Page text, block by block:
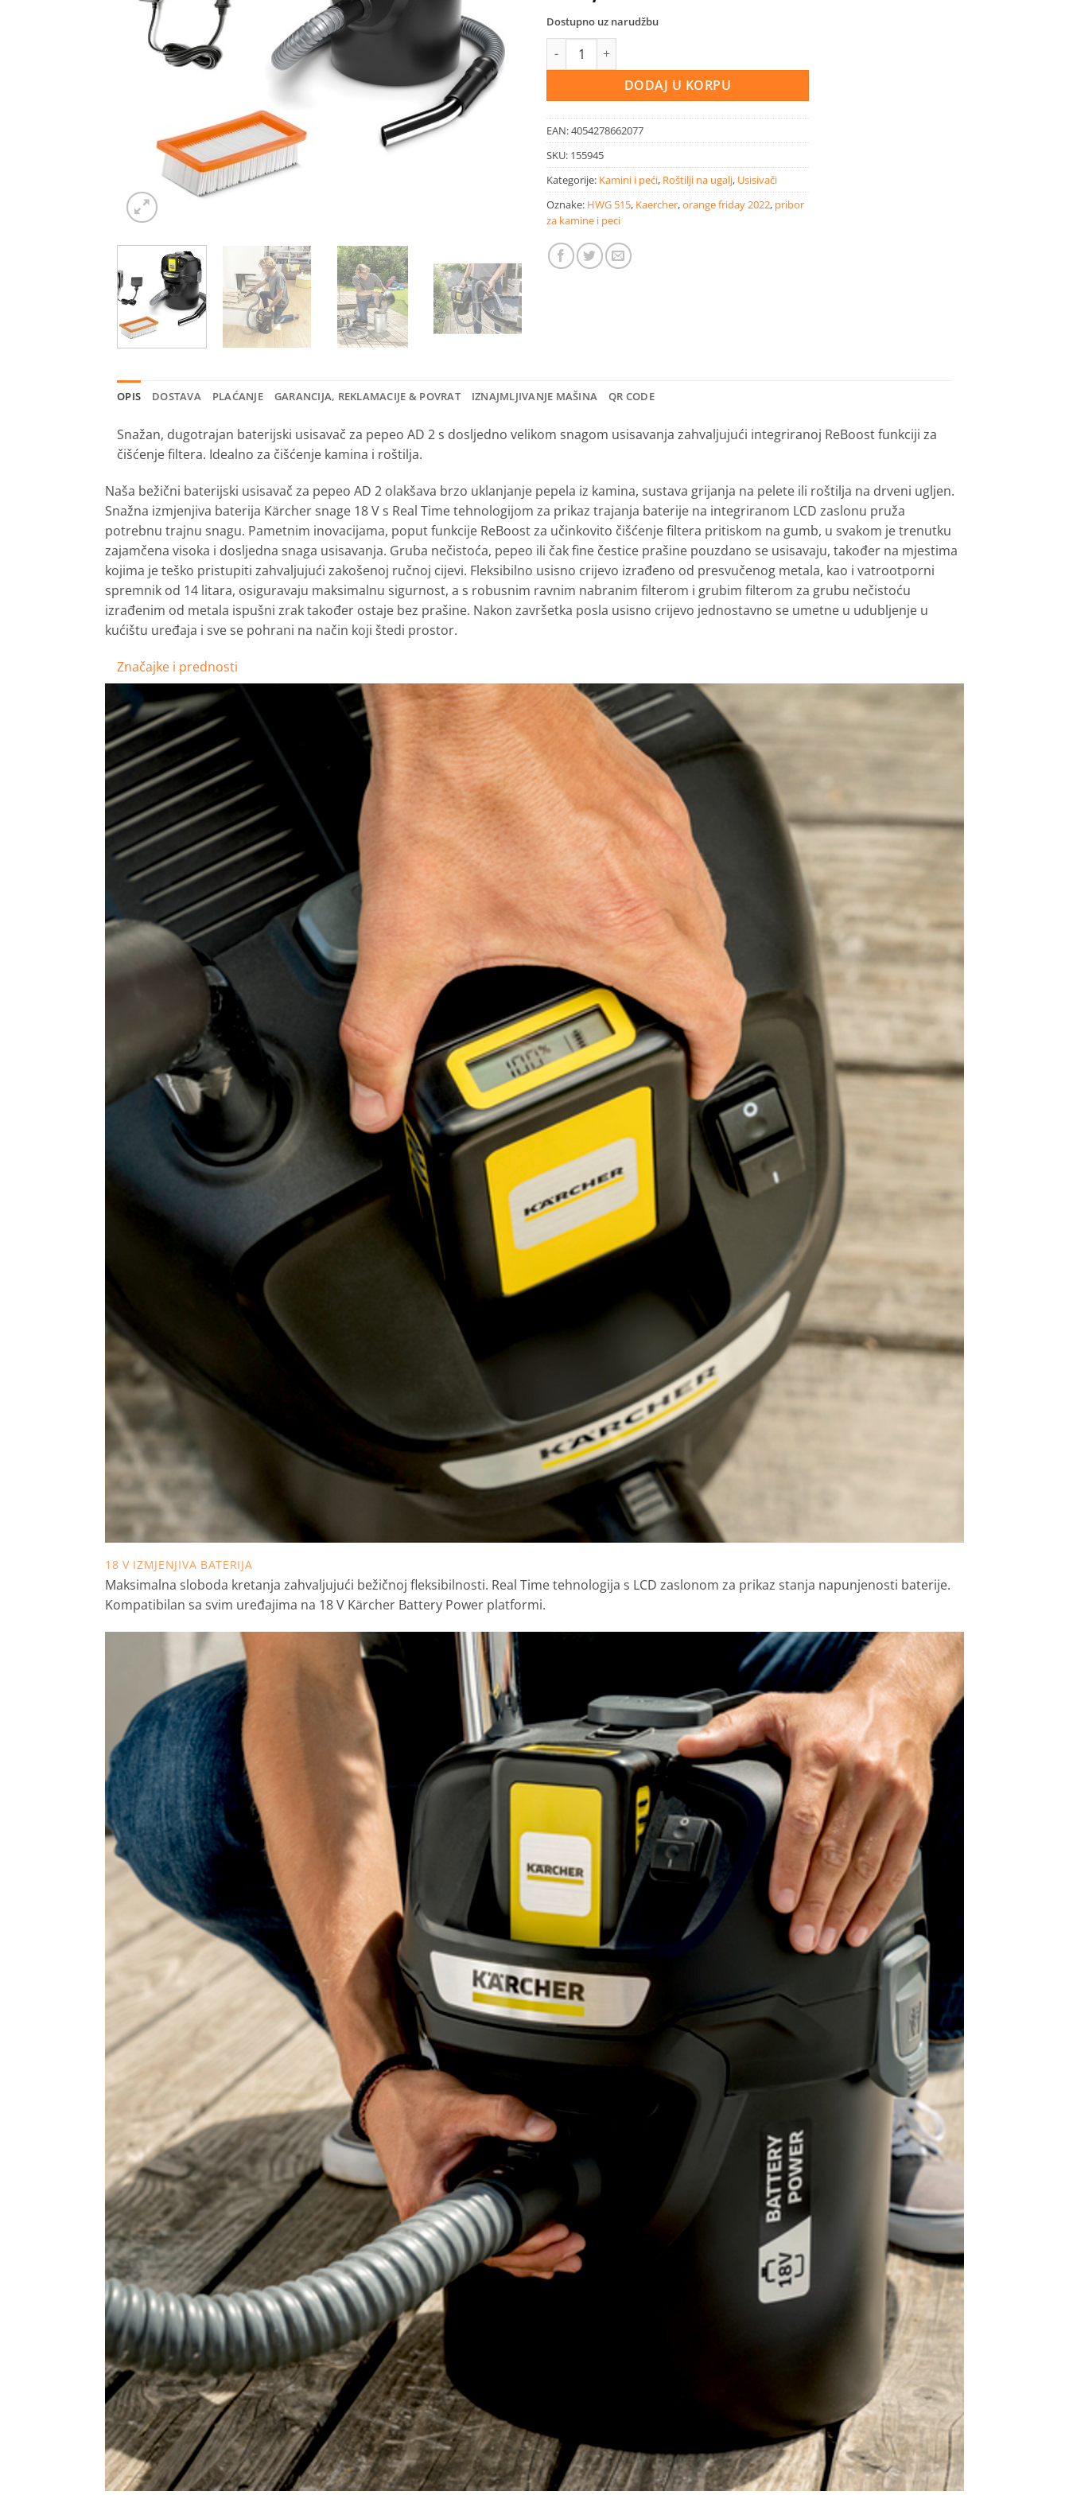
Dostupno uz narudžbu
Kärcher usisavač za pepeo i suhi usisavač AD 2 Battery Set količina
DODAJ U KORPU
EAN:4054278662077
SKU: 155945
Kategorije: Kamini i peći, Roštilji na ugalj, Usisivači
Oznake: HWG 515, Kaercher,orange friday 2022, pribor
za kamine i peci
OPIS DOSTAVA PLAĆANJE GARANCIJA, REKLAMACIJE & POVRAT IZNAJMLJIVANJE MAŠINA QR CODE
Snažan, dugotrajan baterijski usisavač za pepeo AD 2 s dosljedno velikom snagom usisavanja zahvaljujući integriranoj ReBoost funkciji za
čišćenje filtera. Idealno za čišćenje kamina i roštilja.
Naša bežični baterijski usisavač za pepeo AD 2 olakšava brzo uklanjanje pepela iz kamina, sustava grijanja na pelete ili roštilja na drveni ugljen.
Snažna izmjenjiva baterija Kärcher snage 18 V s Real Time tehnologijom za prikaz trajanja baterije na integriranom LCD zaslonu pruža
potrebnu trajnu snagu. Pametnim inovacijama, poput funkcije ReBoost za učinkovito čišćenje filtera pritiskom na gumb, u svakom je trenutku
zajamčena visoka i dosljedna snaga usisavanja. Gruba nečistoća, pepeo ili čak fine čestice prašine pouzdano se usisavaju, također na mjestima
kojima je teško pristupiti zahvaljujući zakošenoj ručnoj cijevi. Fleksibilno usisno crijevo izrađeno od presvučenog metala, kao i vatrootporni
spremnik od 14 litara, osiguravaju maksimalnu sigurnost, a s robusnim ravnim nabranim filterom i grubim filterom za grubu nečistoću
izrađenim od metala ispušni zrak također ostaje bez prašine. Nakon završetka posla usisno crijevo jednostavno se umetne u udubljenje u
kućištu uređaja i sve se pohrani na način koji štedi prostor.
Značajke i prednosti
18 V IZMJENJIVA BATERIJA
Maksimalna sloboda kretanja zahvaljujući bežičnoj fleksibilnosti. Real Time tehnologija s LCD zaslonom za prikaz stanja napunjenosti baterije.
Kompatibilan sa svim uređajima na 18 V Kärcher Battery Power platformi.